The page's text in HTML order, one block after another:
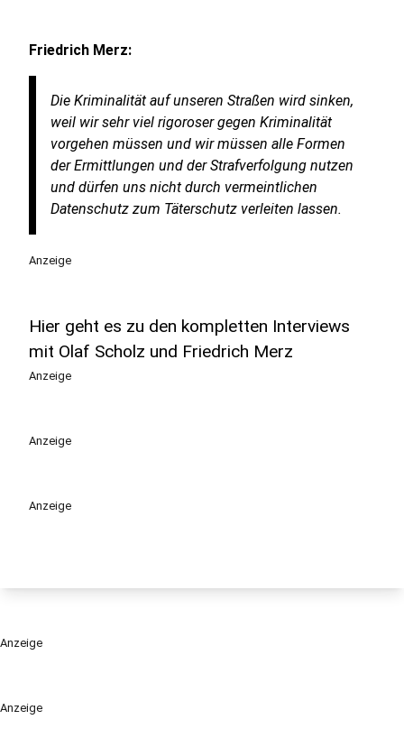
Anzeige
Friedrich Merz:
Die Kriminalität auf unseren Straßen wird sinken,
weil wir sehr viel rigoroser gegen Kriminalität
vorgehen müssen und wir müssen alle Formen
der Ermittlungen und der Strafverfolgung nutzen
und dürfen uns nicht durch vermeintlichen
Datenschutz zum Täterschutz verleiten lassen.
Anzeige
Hier geht es zu den kompletten Interviews
mit Olaf Scholz und Friedrich Merz
Anzeige
Anzeige
Anzeige
Anzeige